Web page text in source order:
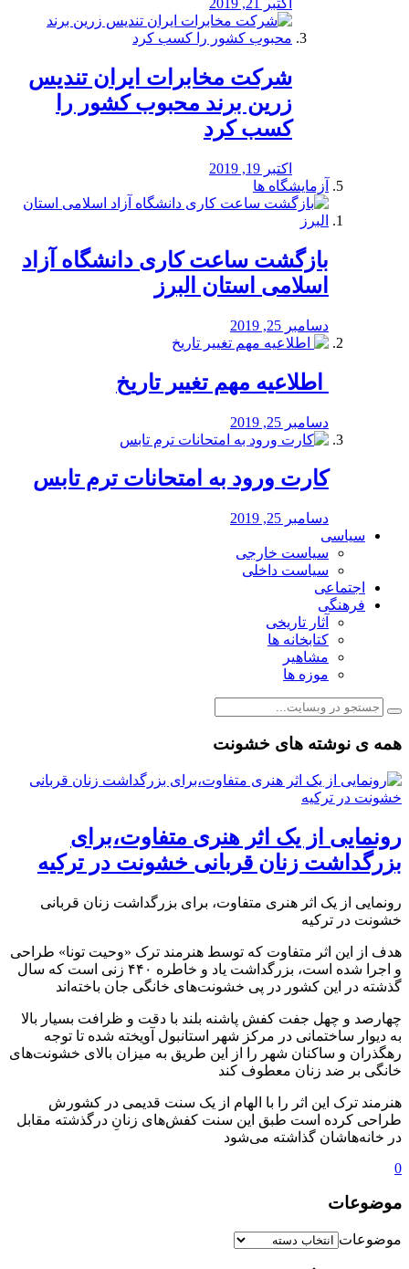
اکتبر 21, 2019
شرکت مخابرات ایران تندیس
زرین برند محبوب کشور را
کسب کرد
اکتبر 19, 2019
آزمایشگاه ها
بازگشت ساعت کاری دانشگاه آزاد
اسلامی استان البرز
دسامبر 25, 2019
️ اطلاعیه مهم تغییر تاریخ
دسامبر 25, 2019
کارت ورود به امتحانات ترم تابس
دسامبر 25, 2019
سیاسی
سیاست خارجی
سیاست داخلی
اجتماعی
فرهنگی
آثار تاریخی
کتابخانه ها
مشاهیر
موزه ها
همه ی نوشته های خشونت
رونمایی از یک اثر هنری متفاوت،برای
بزرگداشت زنان قربانی خشونت در ترکیه
رونمایی از یک اثر هنری متفاوت، برای بزرگداشت زنان قربانی
خشونت در ترکیه
هدف از این اثر متفاوت که توسط هنرمند ترک «وحیت تونا» طراحی
و اجرا شده است، بزرگداشت یاد و خاطره ۴۴۰ زنی است که سال
گذشته در این کشور در پی خشونت‌های خانگی جان باخته‌اند
چهارصد و چهل جفت کفش پاشنه بلند با دقت و ظرافت بسیار بالا
به دیوار ساختمانی در مرکز شهر استانبول آویخته شده تا توجه
رهگذران و ساکنان شهر را از این طریق به میزان بالای خشونت‌های
خانگی بر ضد زنان معطوف کند
هنرمند ترک این اثر را با الهام از یک سنت قدیمی در کشورش
طراحی کرده است طبق این سنت کفش‌های زنانِ درگذشته مقابل
در خانه‌هاشان گذاشته می‌شود
0
موضوعات
موضوعات